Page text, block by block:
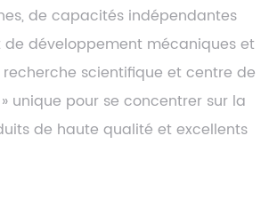
de capacités indépendantes
développement mécaniques et
scientifique et centre de
unique pour se concentrer sur la
de haute qualité et excellents